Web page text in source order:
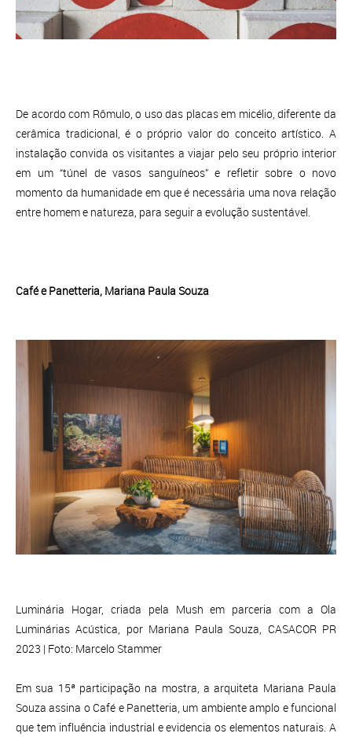
De acordo com Rômulo, o uso das placas em micélio, diferente da
cerâmica tradicional, é o próprio valor do conceito artístico. A
instalação convida os visitantes a viajar pelo seu próprio interior
em um “túnel de vasos sanguíneos” e refletir sobre o novo
momento da humanidade em que é necessária uma nova relação
entre homem e natureza, para seguir a evolução sustentável.
Café e Panetteria, Mariana Paula Souza
Luminária Hogar, criada pela Mush em parceria com a Ola
Luminárias Acústica, por Mariana Paula Souza, CASACOR PR
2023 | Foto: Marcelo Stammer
Em sua 15ª participação na mostra, a arquiteta Mariana Paula
Souza assina o Café e Panetteria, um ambiente amplo e funcional
que tem influência industrial e evidencia os elementos naturais. A